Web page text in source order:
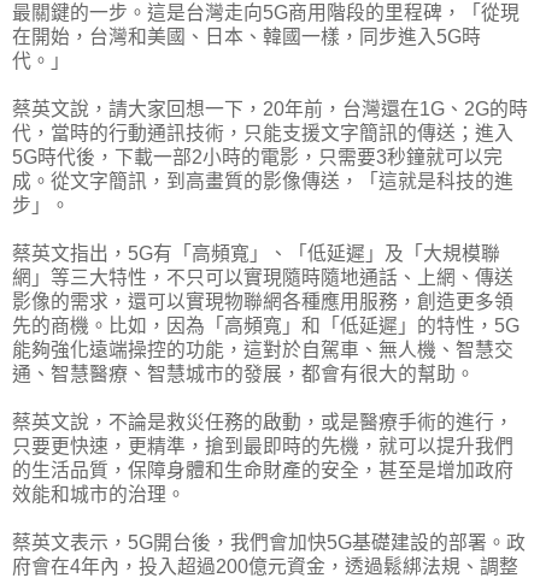
最關鍵的一步。這是台灣走向5G商用階段的里程碑，「從現
在開始，台灣和美國、日本、韓國一樣，同步進入5G時
代。」
蔡英文說，請大家回想一下，20年前，台灣還在1G、2G的時
代，當時的行動通訊技術，只能支援文字簡訊的傳送；進入
5G時代後，下載一部2小時的電影，只需要3秒鐘就可以完
成。從文字簡訊，到高畫質的影像傳送，「這就是科技的進
步」。
蔡英文指出，5G有「高頻寬」、「低延遲」及「大規模聯
網」等三大特性，不只可以實現隨時隨地通話、上網、傳送
影像的需求，還可以實現物聯網各種應用服務，創造更多領
先的商機。比如，因為「高頻寬」和「低延遲」的特性，5G
能夠強化遠端操控的功能，這對於自駕車、無人機、智慧交
通、智慧醫療、智慧城市的發展，都會有很大的幫助。
蔡英文說，不論是救災任務的啟動，或是醫療手術的進行，
只要更快速，更精準，搶到最即時的先機，就可以提升我們
的生活品質，保障身體和生命財產的安全，甚至是增加政府
效能和城市的治理。
蔡英文表示，5G開台後，我們會加快5G基礎建設的部署。政
府會在4年內，投入超過200億元資金，透過鬆綁法規、調整